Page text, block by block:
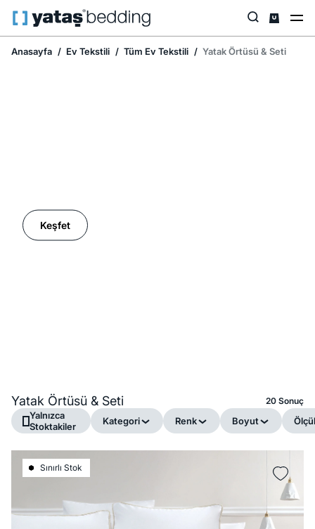
Anasayfa Ev Tekstili Tüm Ev Tekstili Yatak Örtüsü & Seti
Keşfet
Yatak Örtüsü & Seti 20 Sonuç
Yalnızca
Stoktakiler
Kategori Renk Boyut
Sınırlı Stok